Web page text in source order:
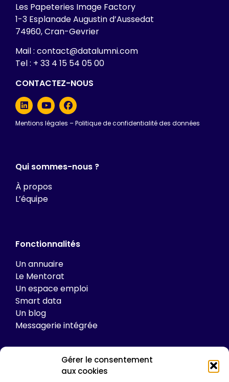
Gérer le consentement
aux cookies
Les Papeteries Image Factory
1-3 Esplanade Augustin d’Aussedat
74960, Cran-Gevrier
Mail : contact@datalumni.com
Tel : + 33 4 15 54 05 00
CONTACTEZ-NOUS
Mentions légales –Politique de confidentialité des données
Qui sommes-nous ?
À propos
L’équipe
Fonctionnalités
Un annuaire
Le Mentorat
Un espace emploi
Smart data
Un blog
Messagerie intégrée